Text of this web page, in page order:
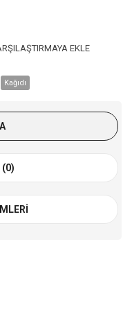
EKLE
Kağıdı
(0)